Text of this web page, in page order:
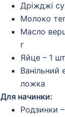
Дріжджі
Молоко
Масло
г
Яйце – 1
Ванільний
ложка
Для начинки:
Родзинки